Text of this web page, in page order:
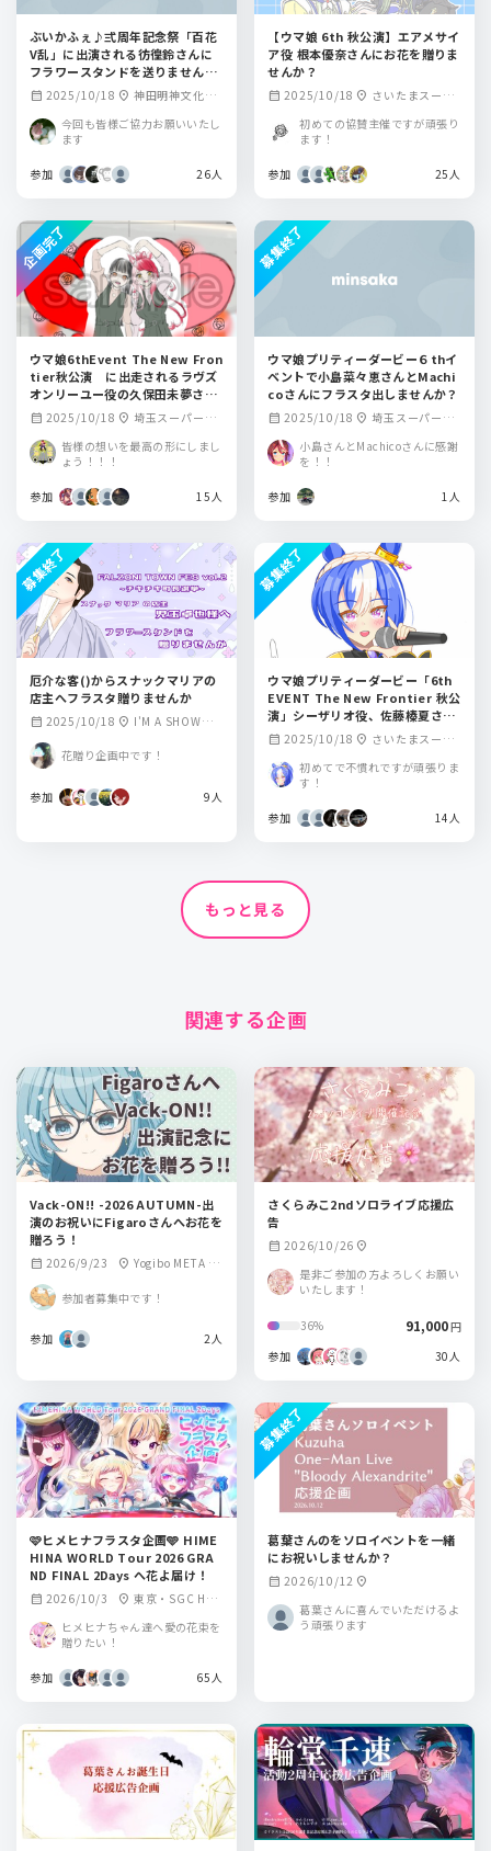
ぶいかふぇ♪弍周年記念祭「百花
V乱」に出演される彷徨鈴さんに
フラワースタンドを送りません
か？
calendar_month 2025/10/18 location_on 神田明神文化交
流館
今回も皆様ご協力お願いいたし
ます
参加 26人
【ウマ娘 6th 秋公演】エアメサイ
ア役 根本優奈さんにお花を贈りま
せんか？
calendar_month 2025/10/18 location_on さいたまスーパ
ーアリーナ
初めての協賛主催ですが頑張り
ます！
参加 25人
ウマ娘6thEvent The New Fron
tier秋公演 に出走されるラヴズ
オンリーユー役の久保田未夢さん
にフラワースタンドを贈りません
か！！
calendar_month 2025/10/18 location_on 埼玉スーパーア
皆様の想いを最高の形にしまし
ょう！！！
参加 15人
企画完了
ウマ娘プリティーダービー６thイ
ベントで小島菜々恵さんとMachi
coさんにフラスタ出しませんか？
calendar_month 2025/10/18 location_on 埼玉スーパーア
小島さんとMachicoさんに感謝
を！！
参加 1人
募集終了
厄介な客()からスナックマリアの
店主へフラスタ贈りませんか
calendar_month 2025/10/18 location_on I'M A SHOW
花贈り企画中です！
参加 9人
募集終了
ウマ娘プリティーダービー「6th
EVENT The New Frontier 秋公
演」シーザリオ役、佐藤榛夏さん
にお花をお送りしませんか？
calendar_month 2025/10/18 location_on さいたまスーパ
初めてで不慣れですが頑張りま
す！
参加 14人
募集終了
もっと見る
関連する企画
Vack-ON!! -2026 AUTUMN-出
演のお祝いにFigaroさんへお花を
贈ろう！
calendar_month 2026/9/23 location_on Yogibo META V
参加者募集中です！
参加 2人
さくらみこ2ndソロライブ応援広
告
calendar_month 2026/10/26 location_on
是非ご参加の方よろしくお願い
いたします！
36% 91,000円
参加
30人
🩷ヒメヒナフラスタ企画🩵 HIME
HINA WORLD Tour 2026 GRA
ND FINAL 2Days へ花よ届け！
calendar_month 2026/10/3 location_on 東京・SGC HAL
ヒメヒナちゃん達へ愛の花束を
贈りたい！
参加 65人
葛葉さんのをソロイベントを一緒
にお祝いしませんか？
calendar_month 2026/10/12 location_on
葛葉さんに喜んでいただけるよ
う頑張ります
募集終了